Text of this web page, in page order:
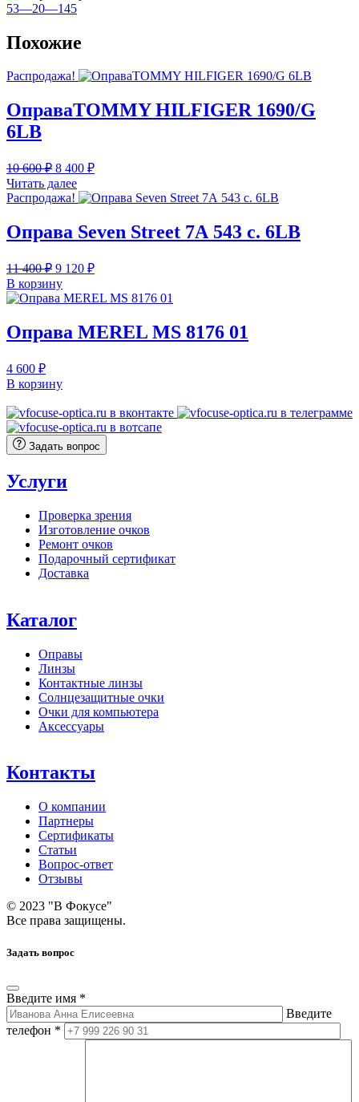
53—20—145
Похожие
Распродажа!
ОправаTOMMY HILFIGER 1690/G
6LB
10 600₽ Первоначальная
цена
составляла
10
600 ₽.
8 400 ₽Текущая
8
Читать далее
Распродажа!
Оправа Seven Street 7А 543 с. 6LB
11 400₽ Первоначальная
цена
составляла
11
400 ₽.
9 120 ₽Текущая
9
В корзину
Оправа MEREL MS 8176 01
4 600 ₽
В корзину
Задать вопрос
Услуги
Проверка зрения
Изготовление очков
Ремонт очков
Подарочный сертификат
Доставка
Каталог
Оправы
Линзы
Контактные линзы
Солнцезащитные очки
Очки для компьютера
Аксессуары
Контакты
О компании
Партнеры
Сертификаты
Статьи
Вопрос-ответ
Отзывы
© 2023 "В Фокусе"
Все права защищены.
Задать вопрос
Введите имя *
Введите
телефон *